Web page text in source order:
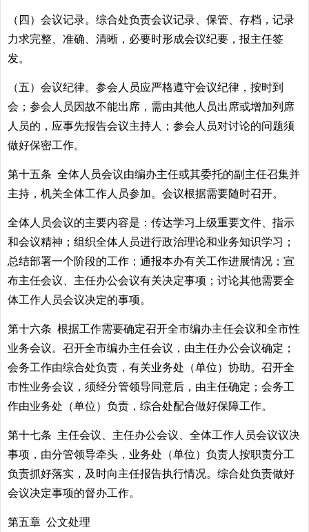
（四）会议记录。综合处负责会议记录、保管、存档，记录
力求完整、准确、清晰，必要时形成会议纪要，报主任签
发。
（五）会议纪律。参会人员应严格遵守会议纪律，按时到
会；参会人员因故不能出席，需由其他人员出席或增加列席
人员的，应事先报告会议主持人；参会人员对讨论的问题须
做好保密工作。
第十五条 全体人员会议由编办主任或其委托的副主任召集并
主持，机关全体工作人员参加。会议根据需要随时召开。
全体人员会议的主要内容是：传达学习上级重要文件、指示
和会议精神；组织全体人员进行政治理论和业务知识学习；
总结部署一个阶段的工作；通报本办有关工作进展情况；宣
布主任会议、主任办公会议有关决定事项；讨论其他需要全
体工作人员会议决定的事项。
第十六条 根据工作需要确定召开全市编办主任会议和全市性
业务会议。召开全市编办主任会议，由主任办公会议确定；
会务工作由综合处负责，有关业务处（单位）协助。召开全
市性业务会议，须经分管领导同意后，由主任确定；会务工
作由业务处（单位）负责，综合处配合做好保障工作。
第十七条 主任会议、主任办公会议、全体工作人员会议议决
事项，由分管领导牵头，业务处（单位）负责人按职责分工
负责抓好落实，及时向主任报告执行情况。综合处负责做好
会议决定事项的督办工作。
第五章 公文处理